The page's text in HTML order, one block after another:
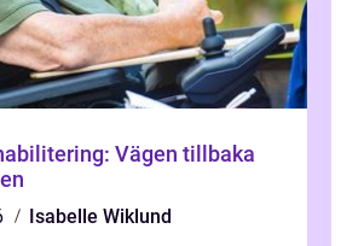
Vägen tillbaka
Isabelle Wiklund